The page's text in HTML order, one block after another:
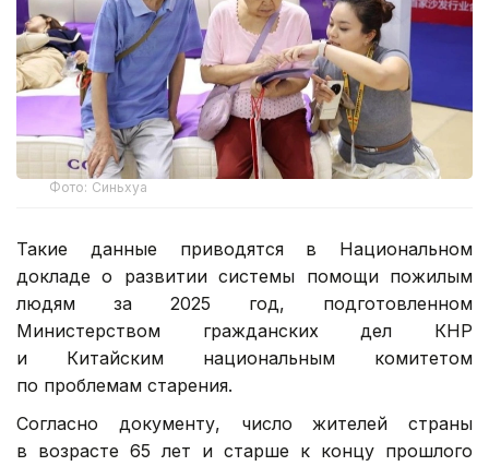
Фото: Синьхуа
Такие данные приводятся в Национальном
докладе о развитии системы помощи пожилым
людям за 2025 год, подготовленном
Министерством гражданских дел КНР
и Китайским национальным комитетом
по проблемам старения.
Согласно документу, число жителей страны
в возрасте 65 лет и старше к концу прошлого